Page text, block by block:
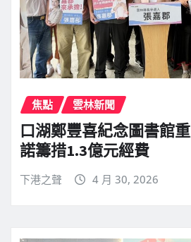
焦點 雲林新聞
口湖鄭豐喜紀念圖書館
諾籌措1.3億元經費
下港之聲 4 月 30, 2026